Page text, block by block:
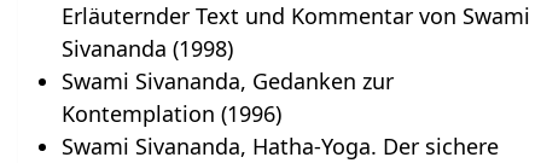
Erläuternder Text und Kommentar von Swami
Sivananda (1998)
Swami Sivananda, Gedanken zur
Kontemplation (1996)
Swami Sivananda, Hatha-Yoga. Der sichere